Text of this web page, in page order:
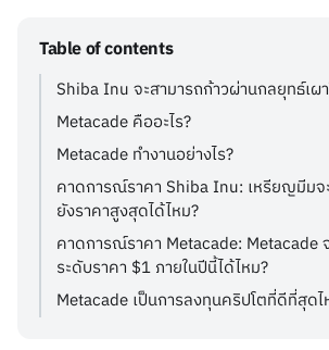
Table of contents
Shiba Inu จะสามารถก้าวผ่านกลยุทธ์เผา
Metacade คืออะไร?
Metacade ทำงานอย่างไร?
คาดการณ์ราคา Shiba Inu: เหรียญมีมจ
ยังราคาสูงสุดได้ไหม?
คาดการณ์ราคา Metacade: Metacade
ระดับราคา $1 ภายในปีนี้ได้ไหม?
Metacade เป็นการลงทุนคริปโตที่ดีที่สุดไ